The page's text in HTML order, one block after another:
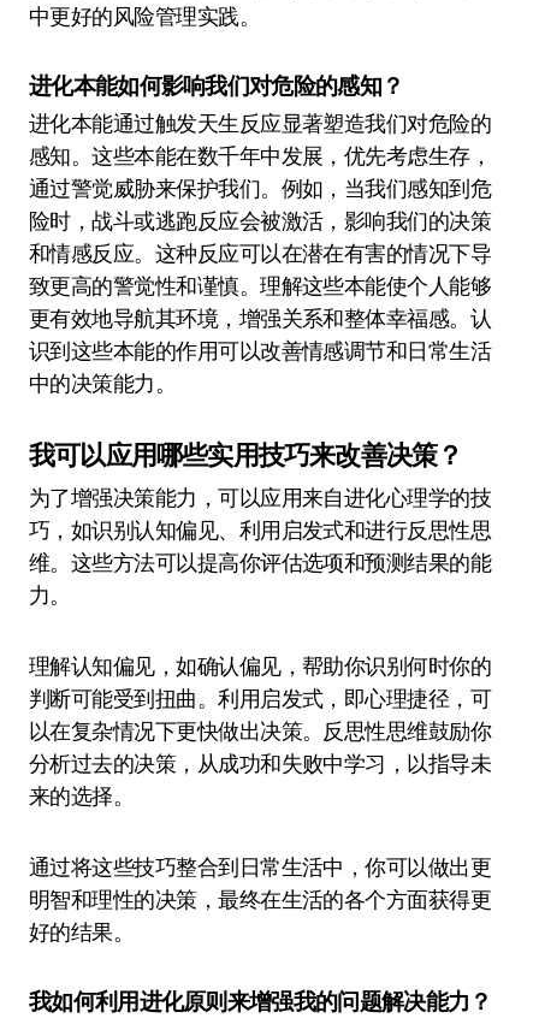
中更好的风险管理实践。
进化本能如何影响我们对危险的感知？
进化本能通过触发天生反应显著塑造我们对危险的
感知。这些本能在数千年中发展，优先考虑生存，
通过警觉威胁来保护我们。例如，当我们感知到危
险时，战斗或逃跑反应会被激活，影响我们的决策
和情感反应。这种反应可以在潜在有害的情况下导
致更高的警觉性和谨慎。理解这些本能使个人能够
更有效地导航其环境，增强关系和整体幸福感。认
识到这些本能的作用可以改善情感调节和日常生活
中的决策能力。
我可以应用哪些实用技巧来改善决策？
为了增强决策能力，可以应用来自进化心理学的技
巧，如识别认知偏见、利用启发式和进行反思性思
维。这些方法可以提高你评估选项和预测结果的能
力。
理解认知偏见，如确认偏见，帮助你识别何时你的
判断可能受到扭曲。利用启发式，即心理捷径，可
以在复杂情况下更快做出决策。反思性思维鼓励你
分析过去的决策，从成功和失败中学习，以指导未
来的选择。
通过将这些技巧整合到日常生活中，你可以做出更
明智和理性的决策，最终在生活的各个方面获得更
好的结果。
我如何利用进化原则来增强我的问题解决能力？